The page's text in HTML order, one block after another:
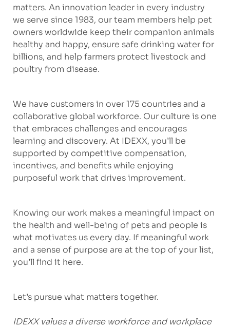
matters. An innovation leader in every industry
we serve since 1983, our team members help pet
owners worldwide keep their companion animals
healthy and happy, ensure safe drinking water for
billions, and help farmers protect livestock and
poultry from disease.
We have customers in over 175 countries and a
collaborative global workforce. Our culture is one
that embraces challenges and encourages
learning and discovery. At IDEXX, you’ll be
supported by competitive compensation,
incentives, and benefits while enjoying
purposeful work that drives improvement.
Knowing our work makes a meaningful impact on
the health and well-being of pets and people is
what motivates us every day. If meaningful work
and a sense of purpose are at the top of your list,
you’ll find it here.
Let’s pursue what matters together.
IDEXX values a diverse workforce and workplace